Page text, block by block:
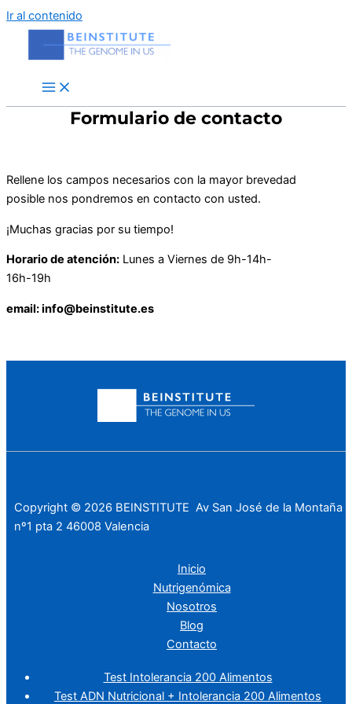
Ir al contenido
Formulario de contacto
Rellene los campos necesarios con la mayor brevedad
posible nos pondremos en contacto con usted.
¡Muchas gracias por su tiempo!
Horario de atención: Lunes a Viernes de 9h-14h-
16h-19h
email: info@beinstitute.es
Copyright © 2026 BEINSTITUTE Av San José de la Montaña
nº1 pta 2 46008 Valencia
Inicio
Nutrigenómica
Nosotros
Blog
Contacto
Test Intolerancia 200 Alimentos
Test ADN Nutricional + Intolerancia 200 Alimentos